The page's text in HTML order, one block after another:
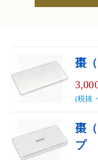
棗
(税抜
棗
プ